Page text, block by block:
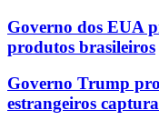
Governo dos EUA
produtos brasileiros
Governo Trump
estrangeiros